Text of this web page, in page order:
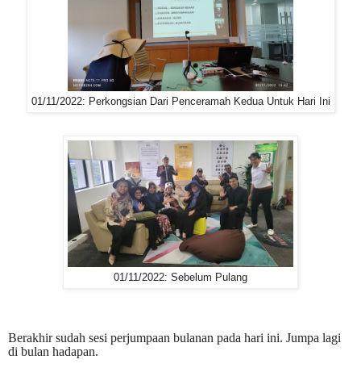
01/11/2022: Perkongsian Dari Penceramah Kedua Untuk Hari Ini
01/11/2022: Sebelum Pulang
Berakhir sudah sesi perjumpaan bulanan pada hari ini. Jumpa lagi
di bulan hadapan.